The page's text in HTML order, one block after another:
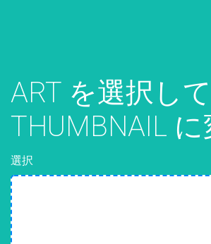
ART を選択して
THUMBNAIL に
選択